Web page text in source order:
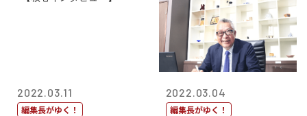
2022.03.11
編集長がゆく！
2022.03.04
編集長がゆく！